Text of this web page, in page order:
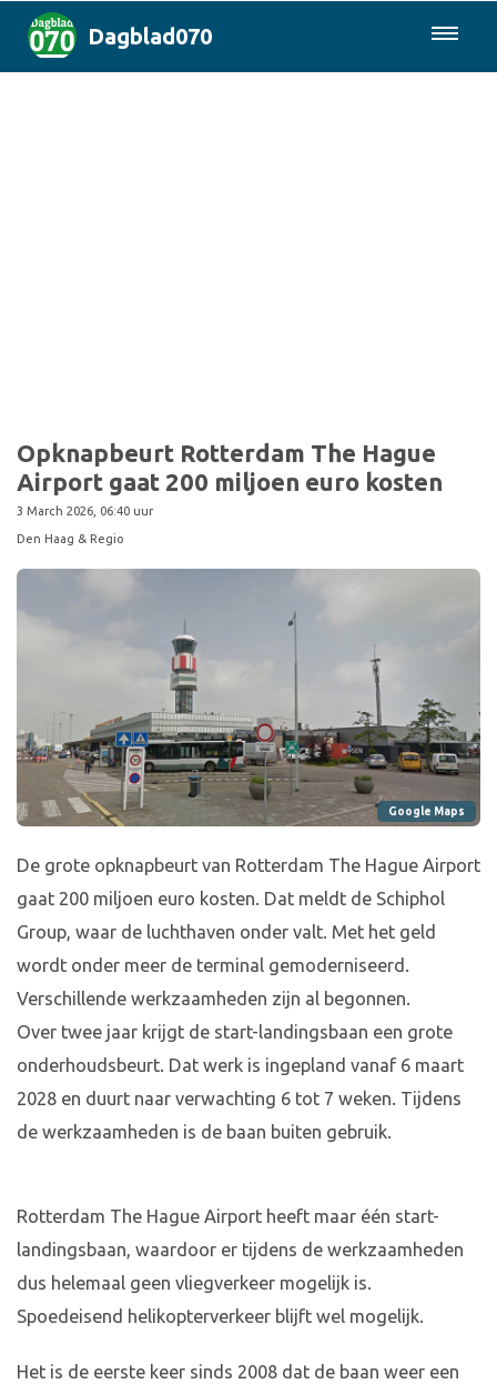
Dagblad070
Opknapbeurt Rotterdam The Hague
Airport gaat 200 miljoen euro kosten
3 March 2026, 06:40 uur
Den Haag & Regio
Google Maps
De grote opknapbeurt van Rotterdam The Hague Airport
gaat 200 miljoen euro kosten. Dat meldt de Schiphol
Group, waar de luchthaven onder valt. Met het geld
wordt onder meer de terminal gemoderniseerd.
Verschillende werkzaamheden zijn al begonnen.
Over twee jaar krijgt de start-landingsbaan een grote
onderhoudsbeurt. Dat werk is ingepland vanaf 6 maart
2028 en duurt naar verwachting 6 tot 7 weken. Tijdens
de werkzaamheden is de baan buiten gebruik.
Rotterdam The Hague Airport heeft maar één start-
landingsbaan, waardoor er tijdens de werkzaamheden
dus helemaal geen vliegverkeer mogelijk is.
Spoedeisend helikopterverkeer blijft wel mogelijk.
Het is de eerste keer sinds 2008 dat de baan weer een